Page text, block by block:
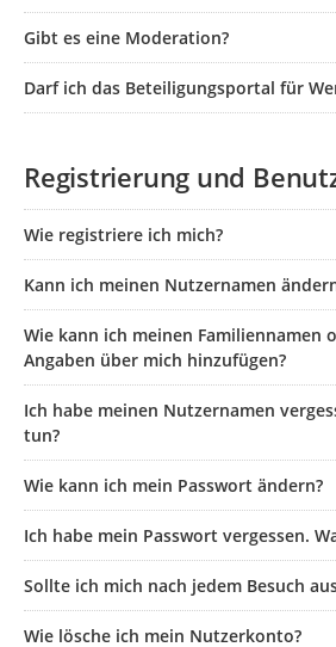
Gibt es eine Moderation?
Darf ich das Beteiligungsportal für
Registrierung und
Wie registriere ich mich?
Kann ich meinen Nutzernamen
Wie kann ich meinen Familiennamen
Angaben über mich hinzufügen?
Ich habe meinen Nutzernamen
tun?
Wie kann ich mein Passwort ändern?
Ich habe mein Passwort vergessen.
Sollte ich mich nach jedem Besuch
Wie lösche ich mein Nutzerkonto?